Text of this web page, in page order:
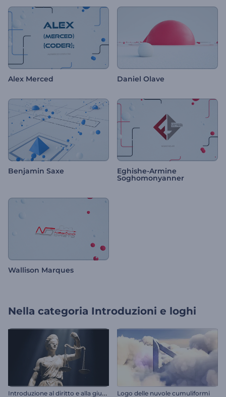
Alex Merced Daniel Olave
Benjamin Saxe Eghishe-Armine
Soghomonyanner
Wallison Marques
Nella categoria Introduzioni e loghi
I
ntroduzione al diritto e alla giustizia Logo delle nuvole cumuliformi